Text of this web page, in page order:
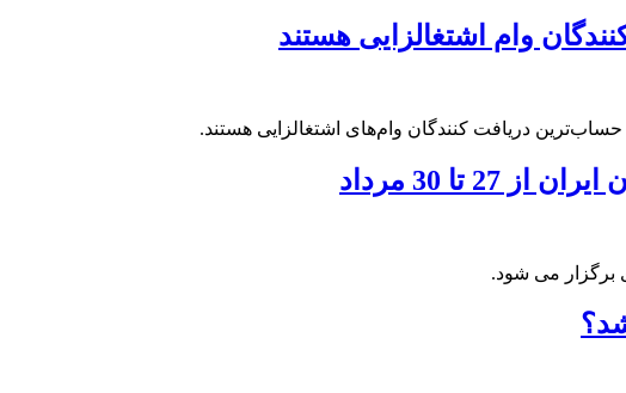
وام‌ اشتغالزایی هستند
دریافت کنندگان وام‌های اشتغالزایی هستند.
30 مرداد